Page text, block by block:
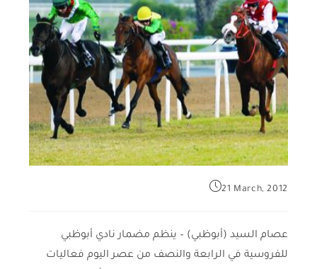
21 March, 2012
عصام السيد (أبوظبي) – ينظم مضمار نادي أبوظبي
للفروسية في الرابعة والنصف من عصر اليوم فعاليات